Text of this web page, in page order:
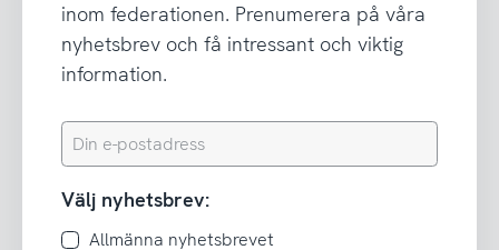
inom federationen. Prenumerera på våra
nyhetsbrev och få intressant och viktig
information.
Din
e-
Välj nyhetsbrev:
Allmänna nyhetsbrevet